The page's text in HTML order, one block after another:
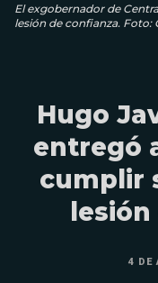
El exgobernador de
lesión de confianza. Foto:
Hugo
entregó
cumplir
4 DE